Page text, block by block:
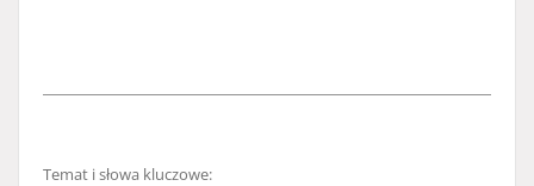
Temat i słowa kluczowe: